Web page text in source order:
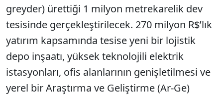
greyder) ürettiği 1 milyon metrekarelik dev
tesisinde gerçekleştirilecek. 270 milyon R$’lık
yatırım kapsamında tesise yeni bir lojistik
depo inşaatı, yüksek teknolojili elektrik
istasyonları, ofis alanlarının genişletilmesi ve
yerel bir Araştırma ve Geliştirme (Ar-Ge)